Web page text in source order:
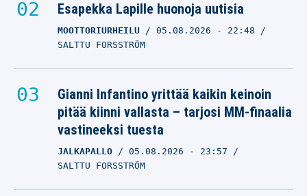
Esapekka Lapille huonoja uutisia
MOOTTORIURHEILU 05.08.2026 - 22:48
SALTTU FORSSTRÖM
Gianni Infantino yrittää kaikin keinoin
pitää kiinni vallasta – tarjosi MM-finaalia
vastineeksi tuesta
JALKAPALLO 05.08.2026 - 23:57
SALTTU FORSSTRÖM